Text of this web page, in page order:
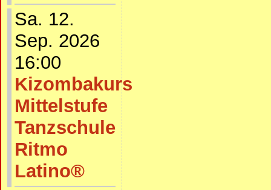
Sa. 12.
Sep. 2026
16:00
Kizombakurs
Mittelstufe
Tanzschule
Ritmo
Latino®